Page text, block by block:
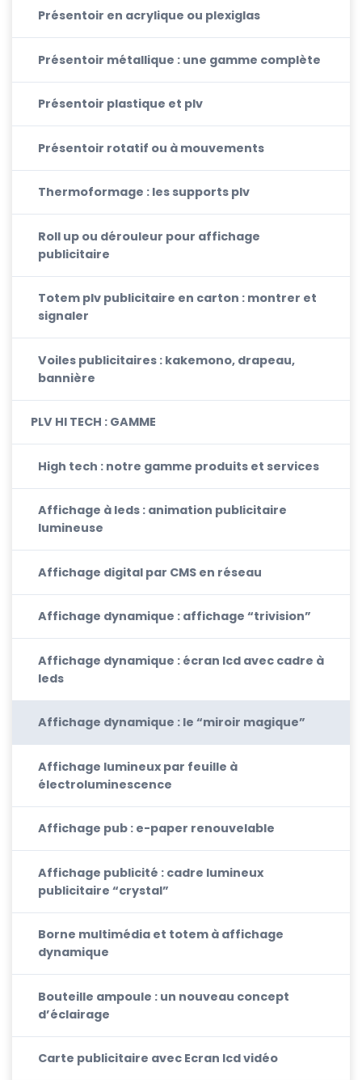
Présentoir en acrylique ou plexiglas
Présentoir métallique : une gamme complète
Présentoir plastique et plv
Présentoir rotatif ou à mouvements
Thermoformage : les supports plv
Roll up ou dérouleur pour affichage
publicitaire
Totem plv publicitaire en carton : montrer et
signaler
Voiles publicitaires : kakemono, drapeau,
bannière
PLV HI TECH : GAMME
High tech : notre gamme produits et services
Affichage à leds : animation publicitaire
lumineuse
Affichage digital par CMS en réseau
Affichage dynamique : affichage “trivision”
Affichage dynamique : écran lcd avec cadre à
leds
Affichage dynamique : le “miroir magique”
Affichage lumineux par feuille à
électroluminescence
Affichage pub : e-paper renouvelable
Affichage publicité : cadre lumineux
publicitaire “crystal”
Borne multimédia et totem à affichage
dynamique
Bouteille ampoule : un nouveau concept
d’éclairage
Carte publicitaire avec Ecran lcd vidéo